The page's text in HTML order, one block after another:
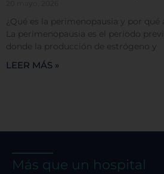
¿Qué es la perimenopausia y por qué
La perimenopausia es el periodo
donde la producción de estrógeno y
LEER MÁS »
Más que un hospital